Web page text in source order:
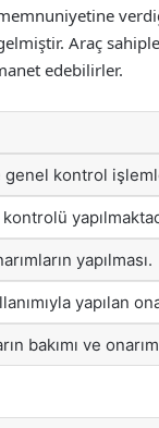
Araç
edebilirler.
genel kontrol
yapılması.
yapılan
bakımı ve